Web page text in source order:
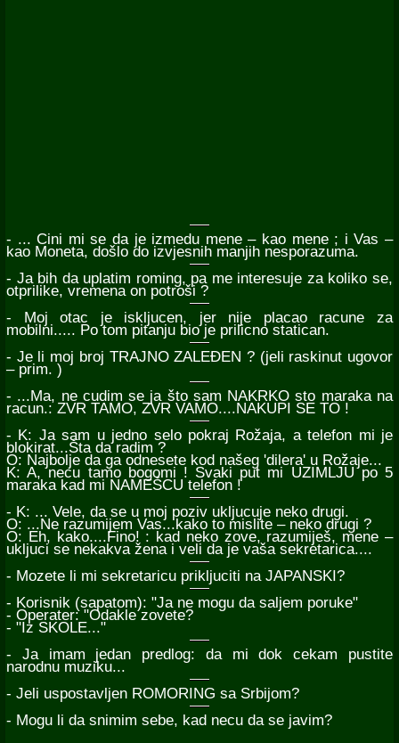
- ... Cini mi se da je izmedu mene – kao mene ; i Vas –
kao Moneta, došlo do izvjesnih manjih nesporazuma.
- Ja bih da uplatim roming, pa me interesuje za koliko se,
otprilike, vremena on potroši ?
- Moj otac je iskljucen, jer nije placao racune za
mobilni..... Po tom pitanju bio je prilicno statican.
- Je li moj broj TRAJNO ZALEÐEN ? (jeli raskinut ugovor
– prim. )
- ...Ma, ne cudim se ja što sam NAKRKO sto maraka na
racun.: ZVR TAMO, ZVR VAMO....NAKUPI SE TO !
- K: Ja sam u jedno selo pokraj Rožaja, a telefon mi je
blokirat...Šta da radim ?
O: Najbolje da ga odnesete kod našeg 'dilera' u Rožaje...
K: A, necu tamo bogomi ! Svaki put mi UZIMLJU po 5
maraka kad mi NAMEŠCU telefon !
- K: ... Vele, da se u moj poziv ukljucuje neko drugi.
O: ...Ne razumijem Vas...kako to mislite – neko drugi ?
O: Eh, kako....Fino! : kad neko zove, razumiješ, mene –
ukljuci se nekakva žena i veli da je vaša sekretarica....
- Mozete li mi sekretaricu prikljuciti na JAPANSKI?
- Korisnik (sapatom): "Ja ne mogu da saljem poruke"
- Operater: "Odakle zovete?
- "Iz SKOLE..."
- Ja imam jedan predlog: da mi dok cekam pustite
narodnu muziku...
- Jeli uspostavljen ROMORING sa Srbijom?
- Mogu li da snimim sebe, kad necu da se javim?